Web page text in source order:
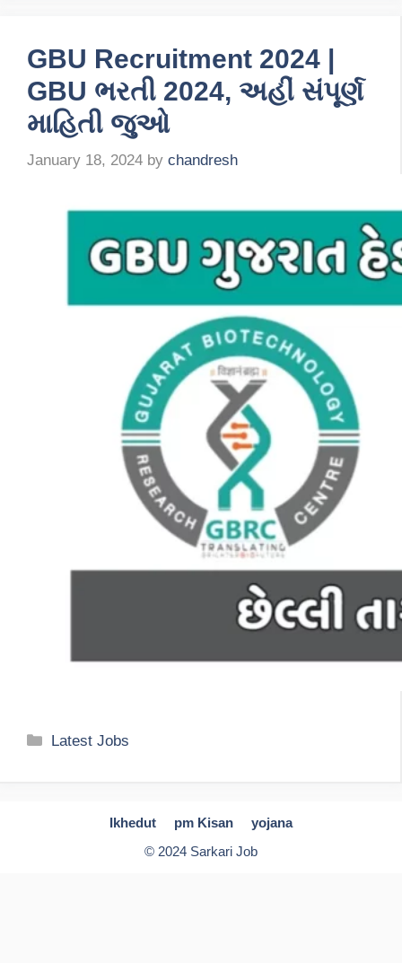
GBU Recruitment 2024 |
GBU ભરતી 2024, અહીં સંપૂર્ણ
માહિતી જુઓ
January 18, 2024 by chandresh
Categories
Latest Jobs
Ikhedut pm Kisan
yojana
© 2024 Sarkari Job